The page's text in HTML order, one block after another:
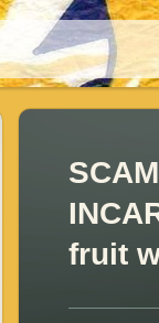
fruit